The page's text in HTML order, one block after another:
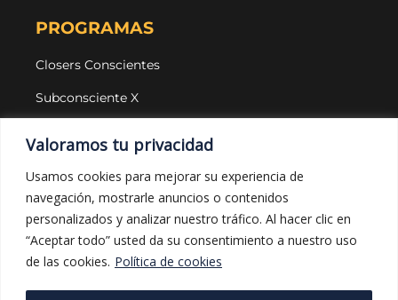
Valoramos tu privacidad
Usamos cookies para mejorar su experiencia de
navegación, mostrarle anuncios o contenidos
personalizados y analizar nuestro tráfico. Al hacer clic en
“Aceptar todo” usted da su consentimiento a nuestro uso
de las cookies. Política de cookies
PROGRAMAS
Closers Conscientes
Subconsciente X
LEGAL Y PROTECCIÓN
Aviso legal
Política de privacidad
Política de cookies